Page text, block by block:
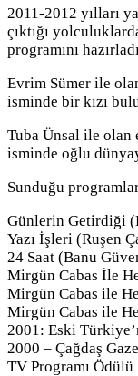
2011-2012 yılları
çıktığı
programını
Evrim Sümer ile
isminde bir kızı
Tuba Ünsal ile
isminde oğlu
Sunduğu
Günlerin Getirdiği
Yazı İşleri (Ruşen
24 Saat (Banu
Mirgün Cabas İle
Mirgün Cabas ile
Mirgün Cabas ile
2001: Eski
2000 – Çağdaş
TV Programı Ödülü